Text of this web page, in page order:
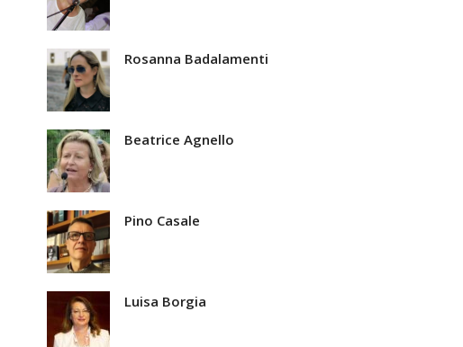
Rosanna Badalamenti
Beatrice Agnello
Pino Casale
Luisa Borgia